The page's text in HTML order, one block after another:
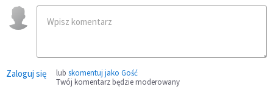
Zaloguj się lub skomentuj jako Gość
Twój komentarz będzie moderowany